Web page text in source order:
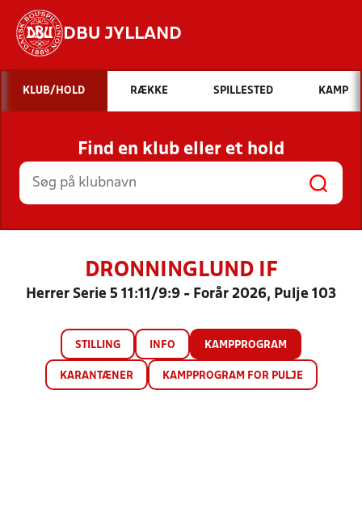
DBU JYLLAND
Hvad vil du søge efter?
INDHOLD OG NYHEDER
STILLINGER, RESULTATER, KLUBBER OG
HOLD
KLUB/HOLD RÆKKE SPILLESTED KAMP
Find en klub eller et hold
DRONNINGLUND IF
Herrer Serie 5 11:11/9:9 - Forår 2026, Pulje 103
STILLING INFO KAMPPROGRAM
KARANTÆNER KAMPPROGRAM FOR PULJE